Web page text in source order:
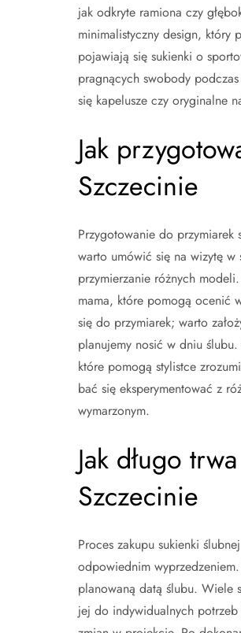
jak odkryte ramiona czy
minimalistyczny design, który
pojawiają się sukienki o
pragnących swobody
się kapelusze czy oryginalne
Jak
Szczecinie
Przygotowanie do przymiarek
warto umówić się na wizytę w
przymierzanie różnych
mama, które pomogą ocenić
się do przymiarek; warto
planujemy nosić w dniu
które pomogą stylistce
bać się eksperymentować z
wymarzonym.
Jak długo
Szczecinie
Proces zakupu sukienki
odpowiednim
planowaną datą ślubu. Wiele
jej do indywidualnych